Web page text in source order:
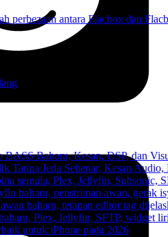
perbezaan antara Flacbox dan
Baharu, Kesan, DSP, dan
Tanpa Jeda Sebenar, Kesan
semula, Plex, Jellyfin, Subsonic,
baharu, penstriman awan, gerak
baharu, tetapan editor tag
Plex, Jellyfin, SFTP, widget
untuk iPhone pada 2026